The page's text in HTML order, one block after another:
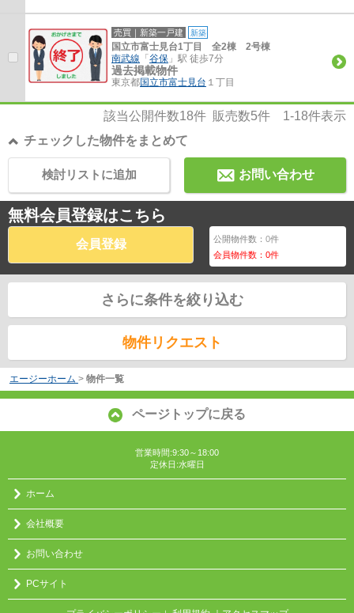
売買｜新築一戸建 新築
国立市富士見台1丁目 全2棟 2号棟
南武線 「 谷保 」駅 徒歩7分
過去掲載物件
東京都国立市富士見台 １丁目
該当公開件数18件 販売数5件 1-18件表示
チェックした物件をまとめて
お問い合わせ
検討リストに追加
無料会員登録はこちら
会員登録 公開物件数：0件
会員物件数：0件
さらに条件を絞り込む
物件リクエスト
エージーホーム > 物件一覧
ページトップに戻る
営業時間:9:30～18:00
定休日:水曜日
ホーム
会社概要
お問い合わせ
PCサイト